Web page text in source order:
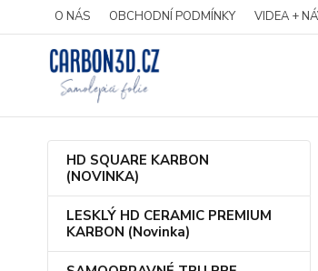
O NÁS OBCHODNÍ PODMÍNKY VIDEA +
HD SQUARE KARBON
(NOVINKA)
LESKLÝ HD CERAMIC PREMIUM
KARBON (Novinka)